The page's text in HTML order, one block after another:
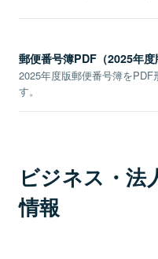
郵便番号簿PDF（2025年度
2025年度版郵便番号簿をPDF
す。
ビジネス・法
情報